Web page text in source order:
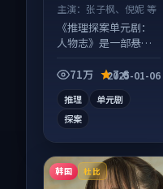
主演： 张子枫、倪妮 等
《推理探案单元剧：
人物志》是一部悬疑
讨论度高，适合配弹
71万 7.6
2025-01-06
推理
单元剧
探案
韩国 杜比